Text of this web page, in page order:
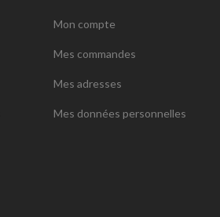
Mon compte
Mes commandes
Mes adresses
Mes données personnelles